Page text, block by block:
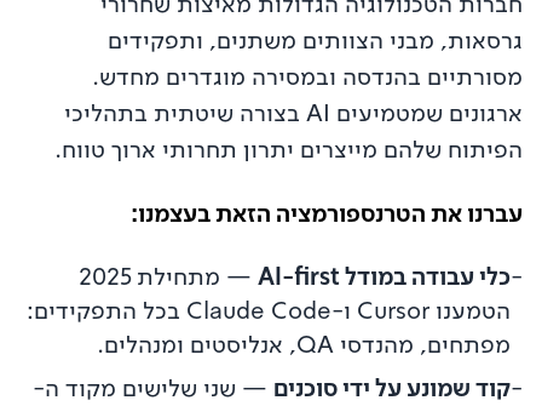
גרסאות, מבני הצוותים משתנים, ותפקידים
מסורתיים בהנדסה ובמסירה מוגדרים מחדש.
ארגונים שמטמיעים AI בצורה שיטתית בתהליכי
הפיתוח שלהם מייצרים יתרון תחרותי ארוך טווח.
עברנו את הטרנספורמציה הזאת בעצמנו:
-כלי עבודה במודל AI-first —
מתחילת 2025
הטמענו Cursor ו-Claude Code בכל התפקידים:
מפתחים, מהנדסי QA, אנליסטים ומנהלים.
-קוד שמונע על ידי סוכנים — שני שלישים מקוד ה-